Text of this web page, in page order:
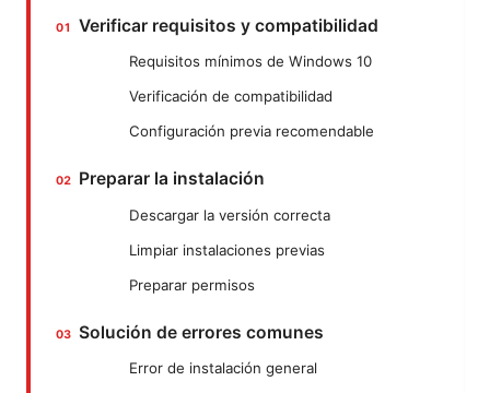
Verificar requisitos y compatibilidad
Requisitos mínimos de Windows 10
Verificación de compatibilidad
Configuración previa recomendable
Preparar la instalación
Descargar la versión correcta
Limpiar instalaciones previas
Preparar permisos
Solución de errores comunes
Error de instalación general